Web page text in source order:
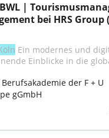
|
bei HRS Group (
Ein modernes und
Einblicke in die
der F + U
gGmbH